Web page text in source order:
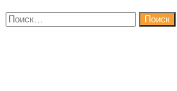
Найти: